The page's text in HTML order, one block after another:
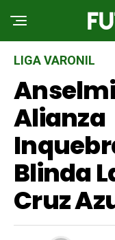
LIGA VARONIL
Alianza
Blinda
Cruz